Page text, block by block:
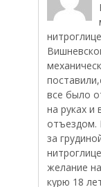
все было
на руках
отъездом.
за
желание
курю 18